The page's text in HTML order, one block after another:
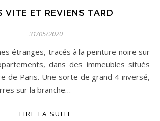
VITE ET REVIENS TARD
31/05/2020
dans des immeubles situés
de Paris. Une sorte de grand 4 inversé,
sur la branche…
LIRE LA SUITE